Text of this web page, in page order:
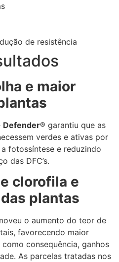
de resistência
e maior
Defender® garantiu que as
verdes e ativas por
fotossíntese e reduzindo
das DFC’s.
clorofila e
plantas
o aumento do teor de
favorecendo maior
consequência, ganhos
As parcelas tratadas nos